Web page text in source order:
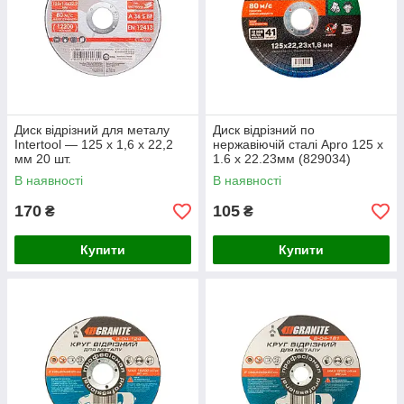
Диск відрізний для металу
Intertool — 125 х 1,6 х 22,2
мм 20 шт.
В наявності
170 ₴
Купити
Диск відрізний по
нержавіючій сталі Apro 125 х
1.6 х 22.23мм (829034)
В наявності
105 ₴
Купити